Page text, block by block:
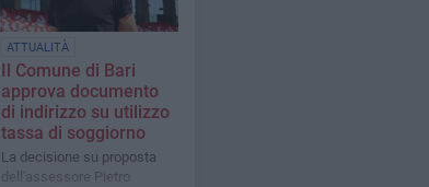
ATTUALITÀ
Il Comune di Bari
approva documento
di indirizzo su utilizzo
tassa di soggiorno
La decisione su proposta
dell'assessore Pietro